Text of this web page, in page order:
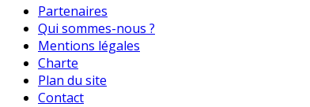
Partenaires
Qui sommes-nous ?
Mentions légales
Charte
Plan du site
Contact